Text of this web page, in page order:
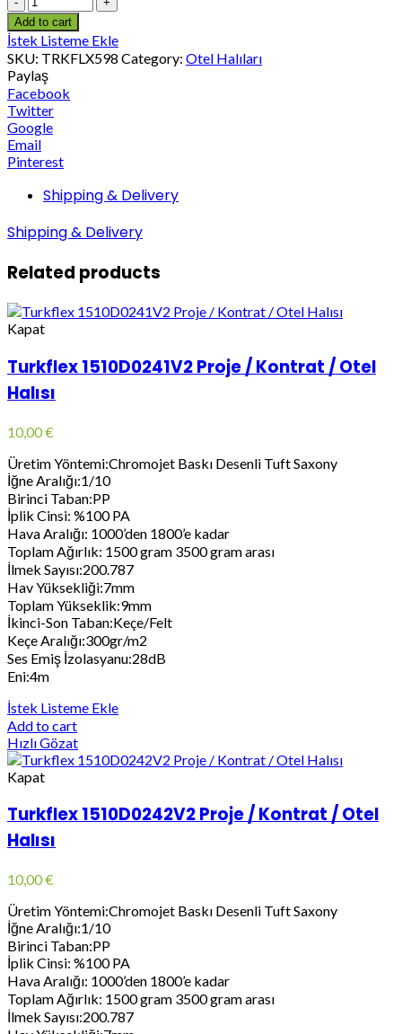
Add to cart
İstek Listeme Ekle
SKU: TRKFLX598 Category: Otel Halıları
Paylaş
Facebook
Twitter
Google
Email
Pinterest
Shipping & Delivery
Shipping & Delivery
Related products
Kapat
Turkflex 1510D0241V2 Proje / Kontrat / Otel
Halısı
10,00€
Üretim Yöntemi:Chromojet Baskı Desenli Tuft Saxony
İğne Aralığı:1/10
Birinci Taban:PP
İplik Cinsi: %100 PA
Hava Aralığı: 1000’den 1800’e kadar
Toplam Ağırlık: 1500 gram 3500 gram arası
İlmek Sayısı:200.787
Hav Yüksekliği:7mm
Toplam Yükseklik:9mm
İkinci-Son Taban:Keçe/Felt
Keçe Aralığı:300gr/m2
Ses Emiş İzolasyanu:28dB
Eni:4m
İstek Listeme Ekle
Add to cart
Hızlı Gözat
Kapat
Turkflex 1510D0242V2 Proje / Kontrat / Otel
Halısı
10,00€
Üretim Yöntemi:Chromojet Baskı Desenli Tuft Saxony
İğne Aralığı:1/10
Birinci Taban:PP
İplik Cinsi: %100 PA
Hava Aralığı: 1000’den 1800’e kadar
Toplam Ağırlık: 1500 gram 3500 gram arası
İlmek Sayısı:200.787